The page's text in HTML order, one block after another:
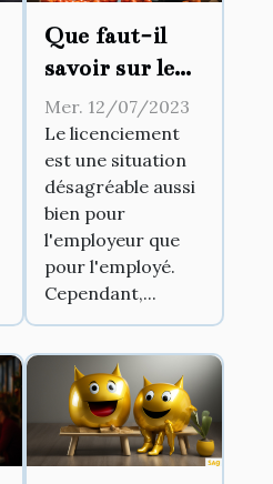
Que faut-il
savoir sur le
licenciement
abusif ?
Mer. 12/07/2023
Le licenciement
est une situation
désagréable aussi
bien pour
l'employeur que
pour l'employé.
Cependant,...